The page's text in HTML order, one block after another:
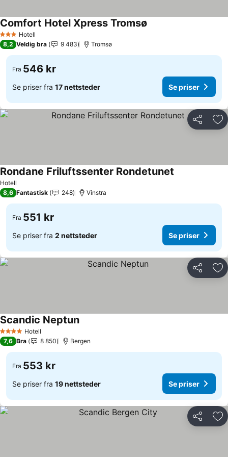
3 StjernerHotell
Comfort Hotel Xpress Tromsø
8,2 Veldig bra 9 483 Tromsø
Fra 546 kr
Se priser fra 17 nettsteder Se priser
Del
Hotell
Rondane Friluftssenter Rondetunet
8,6 Fantastisk 248 Vinstra
Fra 551 kr
Se priser fra 2 nettsteder Se priser
Del
4 StjernerHotell
Scandic NeptunSe priser
7,6 Bra 8 850 Bergen
Fra 553 kr
Se priser fra 19 nettsteder Se priser
Del